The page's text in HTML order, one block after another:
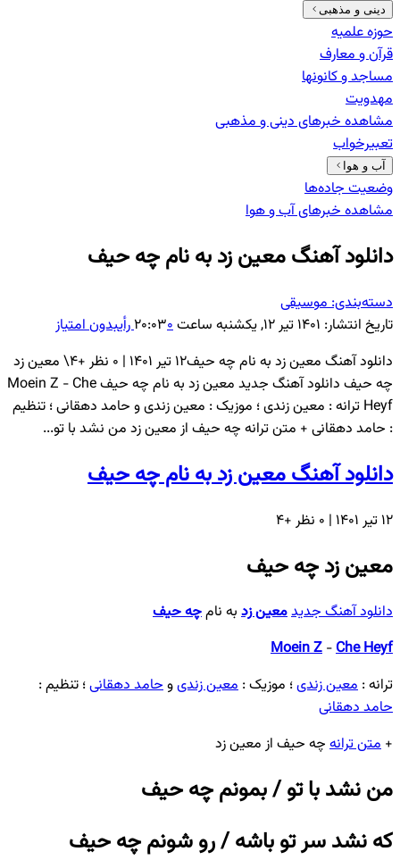
دینی و مذهبی
حوزه علمیه
قرآن و معارف
مساجد و کانونها
مهدویت
مشاهده خبرهایدینی و مذهبی
تعبیرخواب
آب و هوا
وضعیت جاده‌ها
مشاهده خبرهایآب و هوا
دانلود آهنگ معین زد به نام چه حیف
دسته‌بندی:موسیقی
تاریخ انتشار: ۱۴۰۱ تیر ۱۲, یکشنبه ساعت ۲۰:۰۳ ۰ رأیبدون امتیاز
دانلود آهنگ معین زد به نام چه حیف۱۲ تیر ۱۴۰۱ | 0 نظر +4\ معین زد
چه حیف دانلود آهنگ جدید معین زد به نام چه حیف Moein Z - Che
Heyf ترانه : معین زندی ؛ موزیک : معین زندی و حامد دهقانی ؛ تنظیم
: حامد دهقانی + متن ترانه چه حیف از معین زد من نشد با تو...
دانلود آهنگ معین زد به نام چه حیف
۱۲ تیر ۱۴۰۱ | 0 نظر +4
معین زد چه حیف
دانلود آهنگ جدیدمعین زد به نامچه حیف
Moein Z -Che Heyf
ترانه : معین زندی؛ موزیک : معین زندیوحامد دهقانی؛ تنظیم :
حامد دهقانی
+ متن ترانه چه حیف از معین زد
من نشد با تو / بمونم چه حیف
که نشد سر تو باشه / رو شونم چه حیف